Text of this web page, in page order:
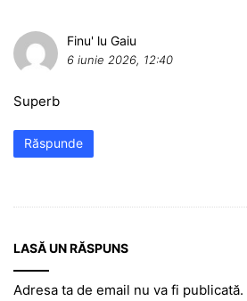
Finu' lu Gaiu
6 iunie 2026, 12:40
Superb
Răspunde
LASĂ UN RĂSPUNS
Adresa ta de email nu va fi publicată.